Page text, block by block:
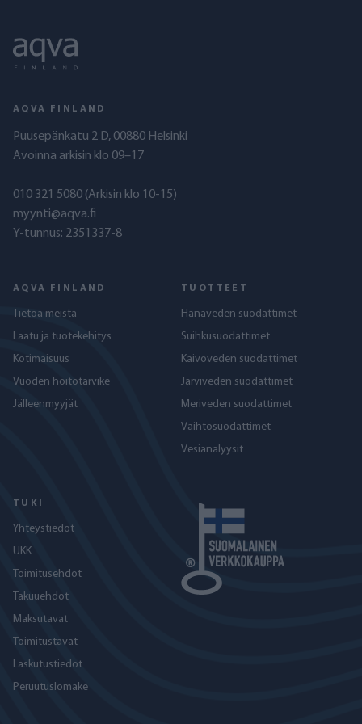
AQVA FINLAND
Puusepänkatu 2 D, 00880 Helsinki
Avoinna arkisin klo 09–17
010 321 5080 (Arkisin klo 10-15)
myynti@aqva.fi
Y-tunnus: 2351337-8
AQVA FINLAND
Tietoa meistä
Laatu ja tuotekehitys
Kotimaisuus
Vuoden hoitotarvike
Jälleenmyyjät
TUOTTEET
Hanaveden suodattimet
Suihkusuodattimet
Kaivoveden suodattimet
Järviveden suodattimet
Meriveden suodattimet
Vaihtosuodattimet
Vesianalyysit
TUKI
Yhteystiedot
UKK
Toimitusehdot
Takuuehdot
Maksutavat
Toimitustavat
Laskutustiedot
Peruutuslomake